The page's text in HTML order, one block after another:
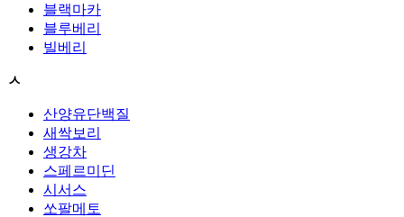
블랙마카
블루베리
빌베리
ㅅ
산양유단백질
새싹보리
생강차
스페르미딘
시서스
쏘팔메토